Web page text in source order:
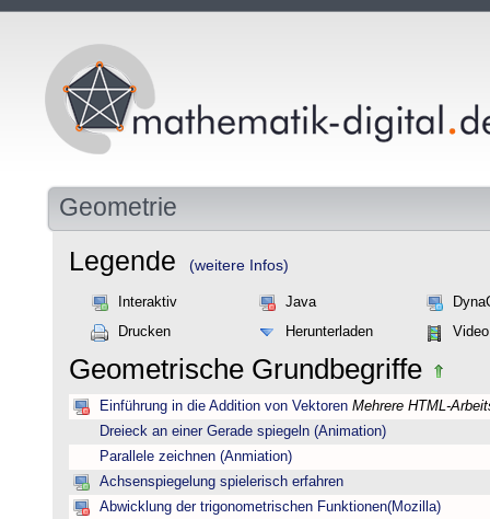
Geometrie
Legende (weitere Infos)
Interaktiv Java
Drucken
Herunterladen Video
Geometrische Grundbegriffe
Einführung in die Addition von Vektoren Mehrere HTML-
Dreieck an einer Gerade spiegeln (Animation)
Parallele zeichnen (Anmiation)
Achsenspiegelung spielerisch erfahren
Abwicklung der trigonometrischen Funktionen(Mozilla)